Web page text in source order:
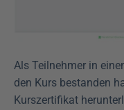
Als Teilnehmer in
den Kurs bestanden
Kurszertifikat